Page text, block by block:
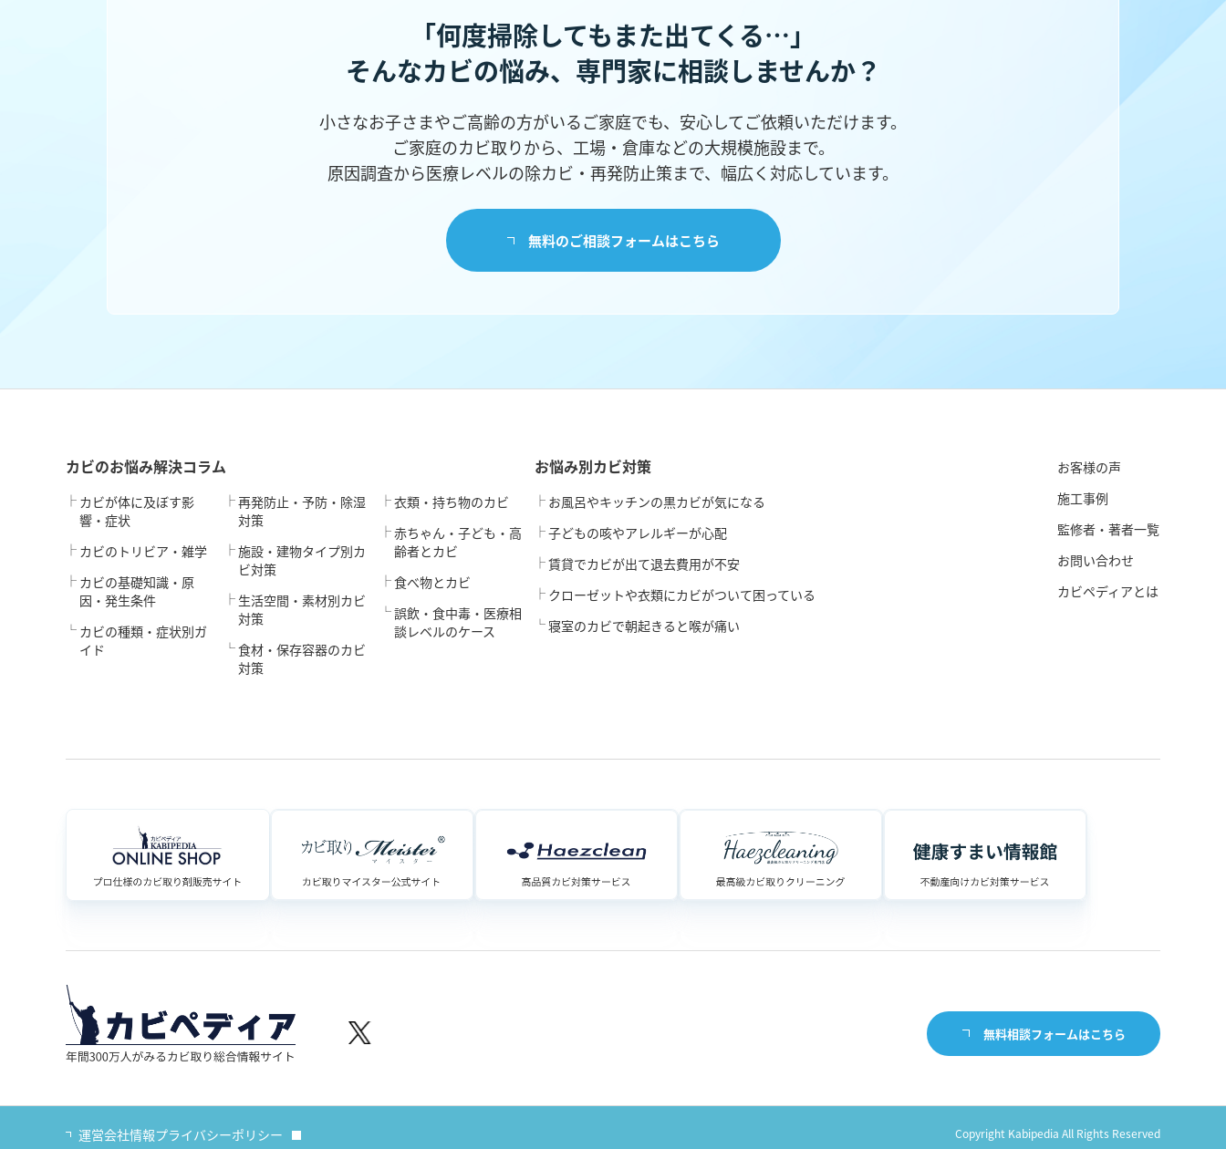
「何度掃除してもまた出てくる…」
そんなカビの悩み、 専門家に相談しませんか？
小さなお子さまやご高齢の方がいるご家庭でも、安心してご依頼いただけます。
ご家庭のカビ取りから、工場・倉庫などの大規模施設まで。
原因調査から医療レベルの除カビ・再発防止策まで、幅広く対応しています。
無料のご相談フォームはこちら
カビのお悩み解決コラム
カビが体に及ぼす影
響・症状
カビのトリビア・雑学
カビの基礎知識・原
因・発生条件
カビの種類・症状別ガ
イド
再発防止・予防・除湿
対策
施設・建物タイプ別カ
ビ対策
生活空間・素材別カビ
対策
食材・保存容器のカビ
対策
衣類・持ち物のカビ
赤ちゃん・子ども・高
齢者とカビ
食べ物とカビ
誤飲・食中毒・医療相
談レベルのケース
お悩み別カビ対策
お風呂やキッチンの黒カビが気になる
子どもの咳やアレルギーが心配
賃貸でカビが出て退去費用が不安
クローゼットや衣類にカビがついて困っている
寝室のカビで朝起きると喉が痛い
お客様の声
施工事例
監修者・著者一覧
お問い合わせ
カビペディアとは
無料相談フォームはこちら
運営会社情報プライバシーポリシー Copyright Kabipedia All Rights Reserved